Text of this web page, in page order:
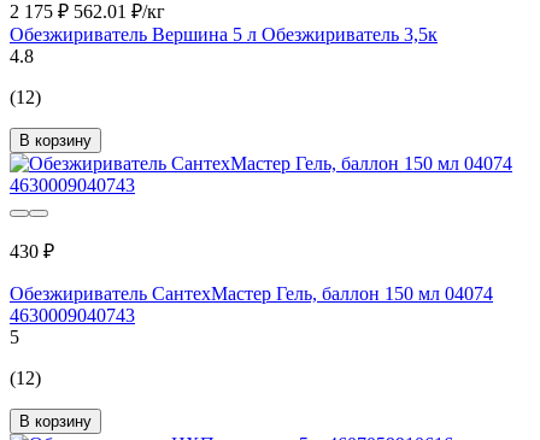
2 175 ₽ 562.01 ₽/кг
Обезжириватель Вершина 5 л Обезжириватель 3,5к
4.8
(12)
В корзину
430 ₽
Обезжириватель СантехМастер Гель, баллон 150 мл 04074
4630009040743
5
(12)
В корзину